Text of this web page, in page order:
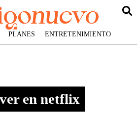
PLANES ENTRETENIMIENTO
en netflix